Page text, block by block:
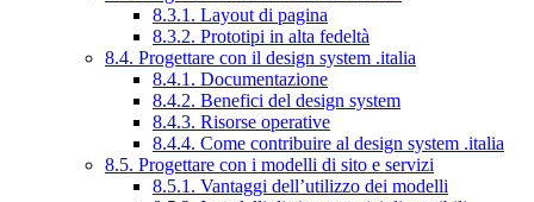
8.3.1. Layout di pagina
8.3.2. Prototipi in alta fedeltà
8.4. Progettare con il design system .italia
8.4.1. Documentazione
8.4.2. Benefici del design system
8.4.3. Risorse operative
8.4.4. Come contribuire al design system .italia
8.5. Progettare con i modelli di sito e servizi
8.5.1. Vantaggi dell’utilizzo dei modelli